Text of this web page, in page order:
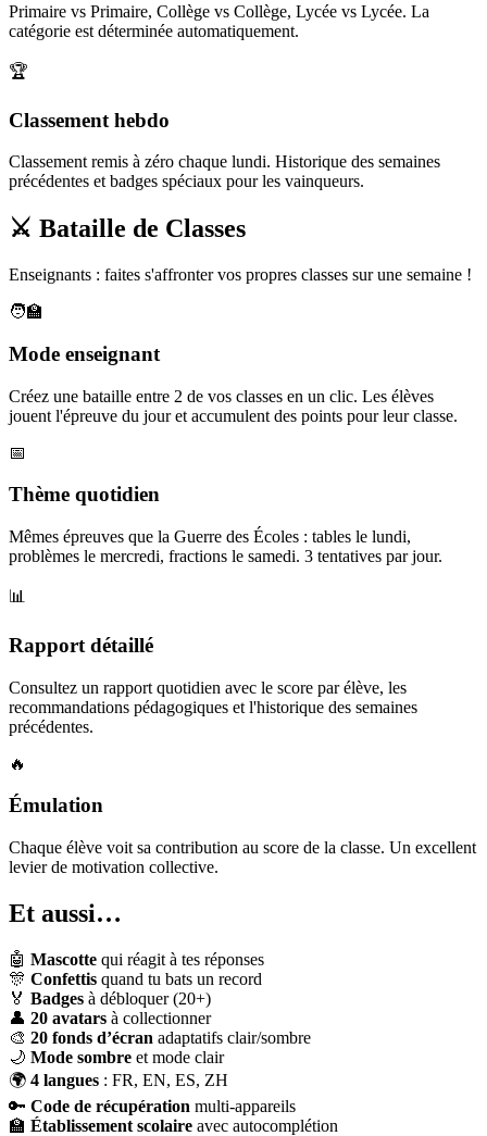
Primaire vs Primaire, Collège vs Collège, Lycée vs Lycée. La
catégorie est déterminée automatiquement.
🏆
Classement hebdo
Classement remis à zéro chaque lundi. Historique des semaines
précédentes et badges spéciaux pour les vainqueurs.
⚔️ Bataille de Classes
Enseignants : faites s'affronter vos propres classes sur une semaine !
🧑‍🏫
Mode enseignant
Créez une bataille entre 2 de vos classes en un clic. Les élèves
jouent l'épreuve du jour et accumulent des points pour leur classe.
📅
Thème quotidien
Mêmes épreuves que la Guerre des Écoles : tables le lundi,
problèmes le mercredi, fractions le samedi. 3 tentatives par jour.
📊
Rapport détaillé
Consultez un rapport quotidien avec le score par élève, les
recommandations pédagogiques et l'historique des semaines
précédentes.
🔥
Émulation
Chaque élève voit sa contribution au score de la classe. Un excellent
levier de motivation collective.
Et aussi…
🤖 Mascotte qui réagit à tes réponses
🎊 Confettis quand tu bats un record
🏅 Badges à débloquer (20+)
👤 20 avatars à collectionner
🎨 20 fonds d’écran adaptatifs clair/sombre
🌙 Mode sombre et mode clair
🌍 4 langues : FR, EN, ES, ZH
🔑 Code de récupération multi-appareils
🏫 Établissement scolaire avec autocomplétion